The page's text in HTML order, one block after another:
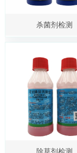
杀菌剂检测